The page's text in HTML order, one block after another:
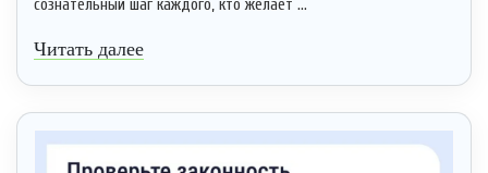
сознательный шаг каждого, кто желает ...
Читать далее